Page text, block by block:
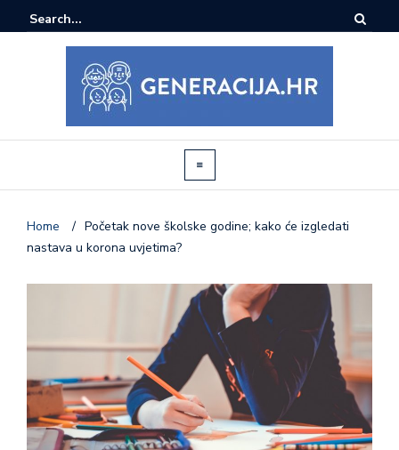
Home / Početak nove školske godine; kako će izgledati
nastava u korona uvjetima?